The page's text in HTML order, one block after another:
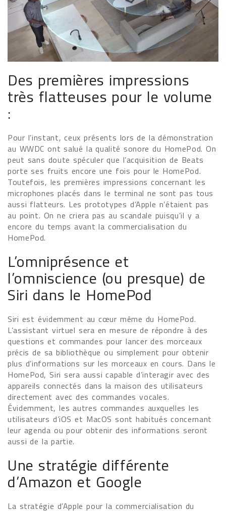
Des premières impressions
très flatteuses pour le volume
:
Pour l’instant, ceux présents lors de la démonstration
au WWDC ont salué la qualité sonore du HomePod. On
peut sans doute spéculer que l’acquisition de Beats
porte ses fruits encore une fois pour le HomePod.
Toutefois, les premières impressions concernant les
microphones placés dans le terminal ne sont pas tous
aussi flatteurs. Les prototypes d’Apple n’étaient pas
au point. On ne criera pas au scandale puisqu’il y a
encore du temps avant la commercialisation du
HomePod.
L’omniprésence et
l’omniscience (ou presque) de
Siri dans le HomePod
Siri est évidemment au cœur même du HomePod.
L’assistant virtuel sera en mesure de répondre à des
questions et commandes pour lancer des morceaux
précis de sa bibliothèque ou simplement pour obtenir
plus d’informations sur les morceaux en cours. Dans le
HomePod, Siri sera aussi capable d’interagir avec des
appareils connectés dans la maison des utilisateurs
directement avec des commandes vocales.
Évidemment, les autres commandes auxquelles les
utilisateurs d’iOS et MacOS sont habitués concernant
leur agenda ou pour obtenir des informations seront
aussi de la partie.
Une stratégie différente
d’Amazon et Google
La stratégie d’Apple pour la commercialisation du